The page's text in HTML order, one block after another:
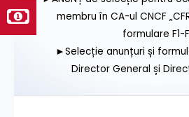
membru în CA-ul CNCF
formulare F1-
►Selecție anunțuri și
Director General și